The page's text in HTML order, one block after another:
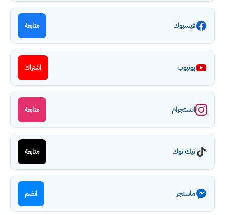
فيسبوك متابعة
يوتيوب اشتراك
انستجرام متابعة
تيك توك متابعة
ماسنجر انضم